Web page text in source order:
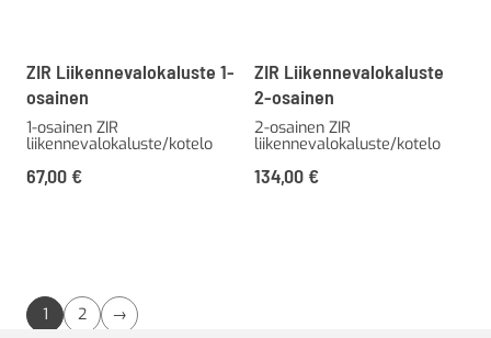
ZIR Liikennevalokaluste 1-
osainen
1-osainen ZIR
liikennevalokaluste/kotelo
67,00 €
ZIR Liikennevalokaluste
2-osainen
2-osainen ZIR
liikennevalokaluste/kotelo
134,00 €
1 2 →